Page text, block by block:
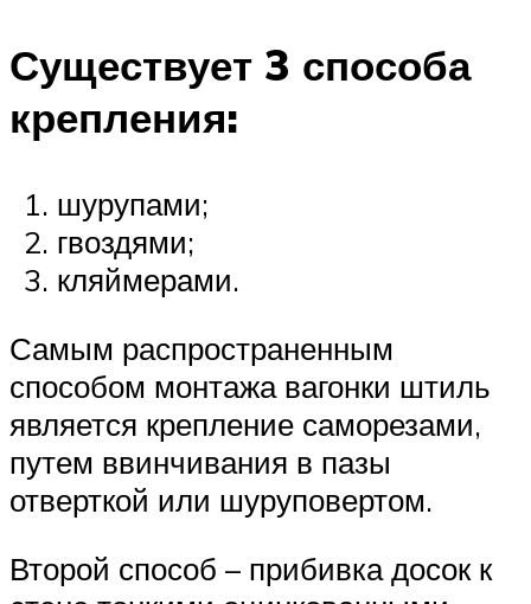
Существует 3 способа
крепления:
шурупами;
гвоздями;
кляймерами.
Самым распространенным
способом монтажа вагонки штиль
является крепление саморезами,
путем ввинчивания в пазы
отверткой или шуруповертом.
Второй способ – прибивка досок к